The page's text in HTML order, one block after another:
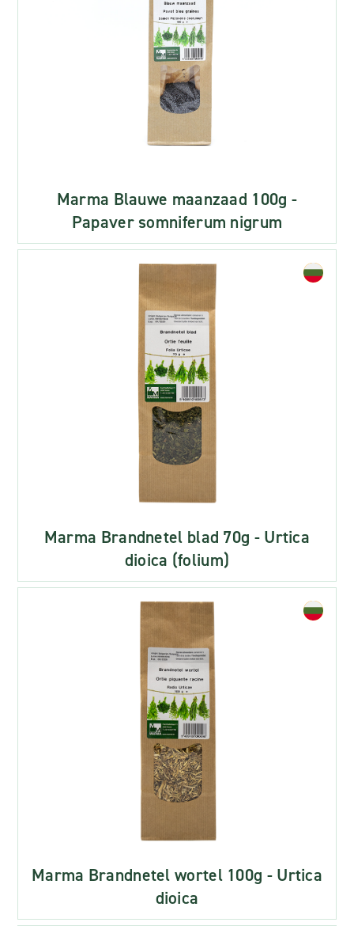
Marma Blauwe maanzaad 100g -
Papaver somniferum nigrum
Marma Brandnetel blad 70g - Urtica
dioica (folium)
Marma Brandnetel wortel 100g - Urtica
dioica